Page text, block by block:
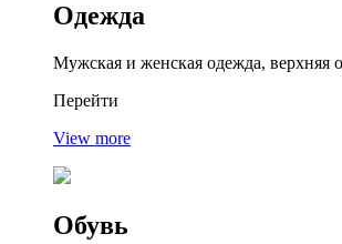
Одежда
Мужская и женская одежда, верхняя
Перейти
View more
Обувь